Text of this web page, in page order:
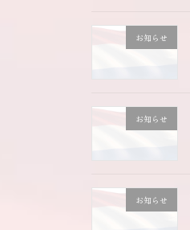
お知らせ
お知らせ
お知らせ